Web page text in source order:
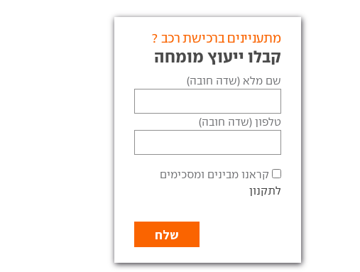
מתעניינים ברכישת רכב ?
קבלו ייעוץ מומחה
שם מלא (שדה חובה)
טלפון (שדה חובה)
קראנו מבינים ומסכימים
לתקנון